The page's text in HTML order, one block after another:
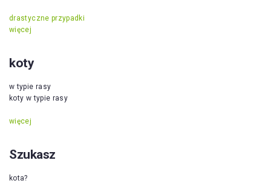
drastyczne przypadki
więcej
koty
w typie rasy
koty w typie rasy
więcej
Szukasz
kota?